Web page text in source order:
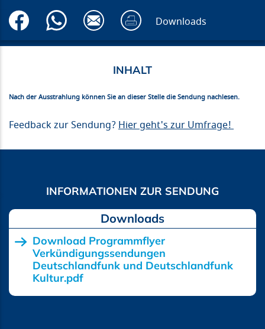
Downloads
Nach der Ausstrahlung können Sie an dieser Stelle die Sendung nachlesen.
Feedback zur Sendung? Hier geht's zur Umfrage!
Downloads
Download Programmflyer
Verkündigungssendungen
Deutschlandfunk und Deutschlandfunk
Kultur.pdf